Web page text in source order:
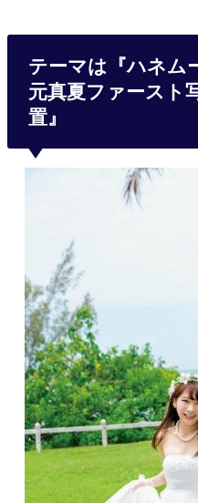
テーマは『ハネム
元真夏ファースト
置』